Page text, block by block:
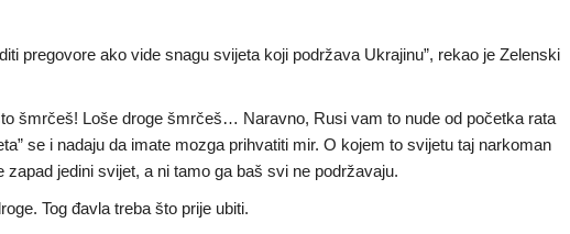
pregovore ako vide snagu svijeta koji podržava Ukrajinu”, rekao je Zelenski
šmrčeš! Loše droge šmrčeš… Naravno, Rusi vam to nude od početka rata
se i nadaju da imate mozga prihvatiti mir. O kojem to svijetu taj narkoman
zapad jedini svijet, a ni tamo ga baš svi ne podržavaju.
Tog đavla treba što prije ubiti.